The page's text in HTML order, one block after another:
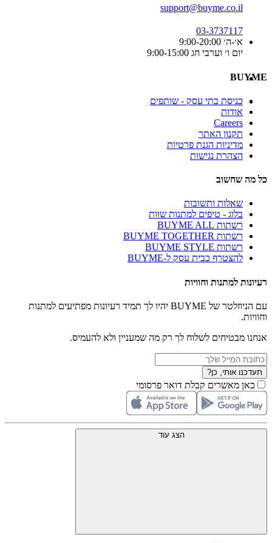
support@buyme.co.il
03-3737117
א׳-ה׳ 9:00-20:00
יום ו׳ וערבי חג 9:00-15:00
BUYME
כניסת בתי עסק - שותפים
אודות
Careers
תקנון האתר
מדיניות הגנת פרטיות
הצהרת נגישות
כל מה שחשוב
שאלות ותשובות
בלוג - טיפים למתנות שוות
רשתות BUYME ALL
רשתות BUYME TOGETHER
רשתות BUYME STYLE
להצטרף כבית עסק ל-BUYME
רעיונות למתנות וחוויות
עם הניוזלטר של BUYME יהיו לך תמיד רעיונות מפתיעים למתנות
וחוויות.
אנחנו מבטיחים לשלוח לך רק מה שמעניין ולא להעמיס.
תעדכנו אותי, כן?
כאן מאשרים קבלת דואר פרסומי
הצג עוד